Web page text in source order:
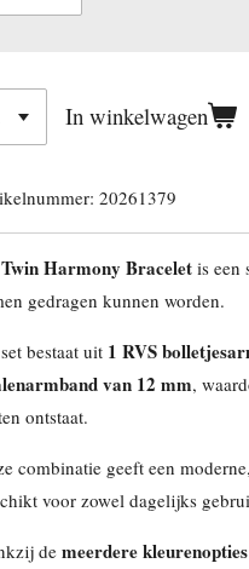
In winkelwagen
20261379
Twin Harmony Bracelet is een
gedragen kunnen worden.
bestaat uit 1 RVS
van 12 mm,
ontstaat.
combinatie geeft een
voor zowel dagelijks
de meerdere kleurenopties